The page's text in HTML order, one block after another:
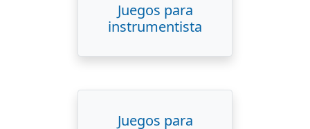
Juegos para
instrumentista
Juegos para